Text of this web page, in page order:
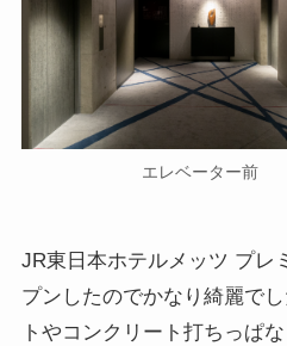
エレベーター前
JR東日本ホテルメッツ プレ
プンしたのでかなり綺麗で
トやコンクリート打ちっぱ